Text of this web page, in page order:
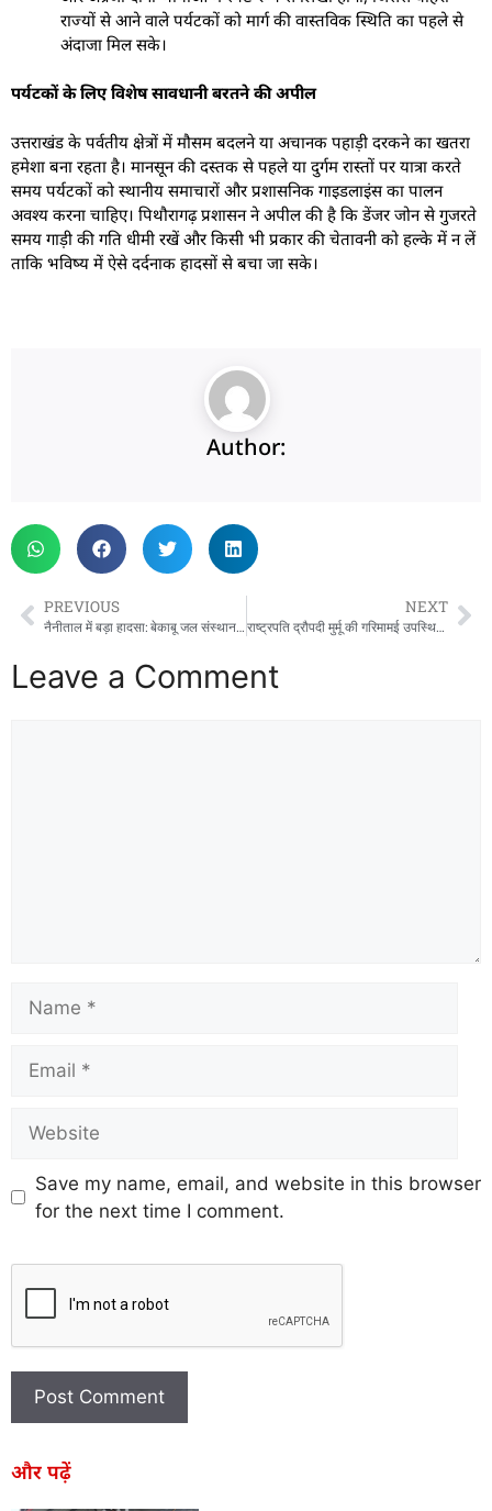
राज्यों से आने वाले पर्यटकों को मार्ग की वास्तविक स्थिति का पहले से
अंदाजा मिल सके।
पर्यटकों के लिए विशेष सावधानी बरतने की अपील
​उत्तराखंड के पर्वतीय क्षेत्रों में मौसम बदलने या अचानक पहाड़ी दरकने का खतरा
हमेशा बना रहता है। मानसून की दस्तक से पहले या दुर्गम रास्तों पर यात्रा करते
समय पर्यटकों को स्थानीय समाचारों और प्रशासनिक गाइडलाइंस का पालन
अवश्य करना चाहिए। पिथौरागढ़ प्रशासन ने अपील की है कि डेंजर जोन से गुजरते
समय गाड़ी की गति धीमी रखें और किसी भी प्रकार की चेतावनी को हल्के में न लें
ताकि भविष्य में ऐसे दर्दनाक हादसों से बचा जा सके।
Author:
PREVIOUS
नैनीताल में बड़ा हादसा: बेकाबू जल संस्थान का ट्रक भीड़ में घुसा, दिल्ली की दो महिला पर्यटक गंभीर घायल
NEXT
राष्ट्रपति द्रौपदी मुर्मू की गरिमामई उपस्थिति में आईएमए की पासिंग आउट परेड सम्पन्न
Leave a Comment
Save my name, email, and website in this browser
for the next time I comment.
और पढ़ें